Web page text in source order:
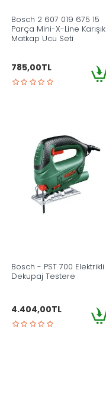
Bosch 2 607 019 675 15
Parça Mini-X-Line Karışık
Matkap Ucu Seti
785,00TL
Bosch - PST 700 Elektrikli
Dekupaj Testere
4.404,00TL